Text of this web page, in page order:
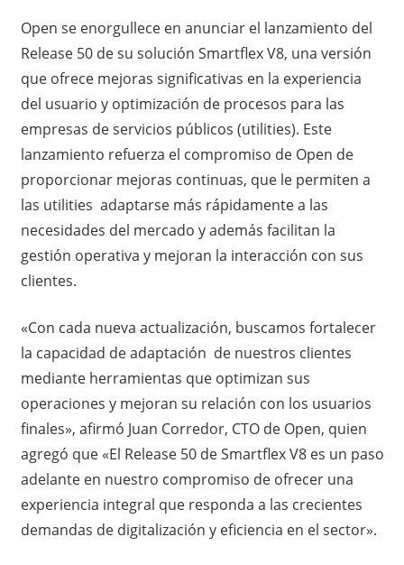
Open se enorgullece en anunciar el lanzamiento del
Release 50 de su solución Smartflex V8, una versión
que ofrece mejoras significativas en la experiencia
del usuario y optimización de procesos para las
empresas de servicios públicos (utilities). Este
lanzamiento refuerza el compromiso de Open de
proporcionar mejoras continuas, que le permiten a
las utilities adaptarse más rápidamente a las
necesidades del mercado y además facilitan la
gestión operativa y mejoran la interacción con sus
clientes.
«Con cada nueva actualización, buscamos fortalecer
la capacidad de adaptación de nuestros clientes
mediante herramientas que optimizan sus
operaciones y mejoran su relación con los usuarios
finales», afirmó Juan Corredor, CTO de Open, quien
agregó que «El Release 50 de Smartflex V8 es un paso
adelante en nuestro compromiso de ofrecer una
experiencia integral que responda a las crecientes
demandas de digitalización y eficiencia en el sector».